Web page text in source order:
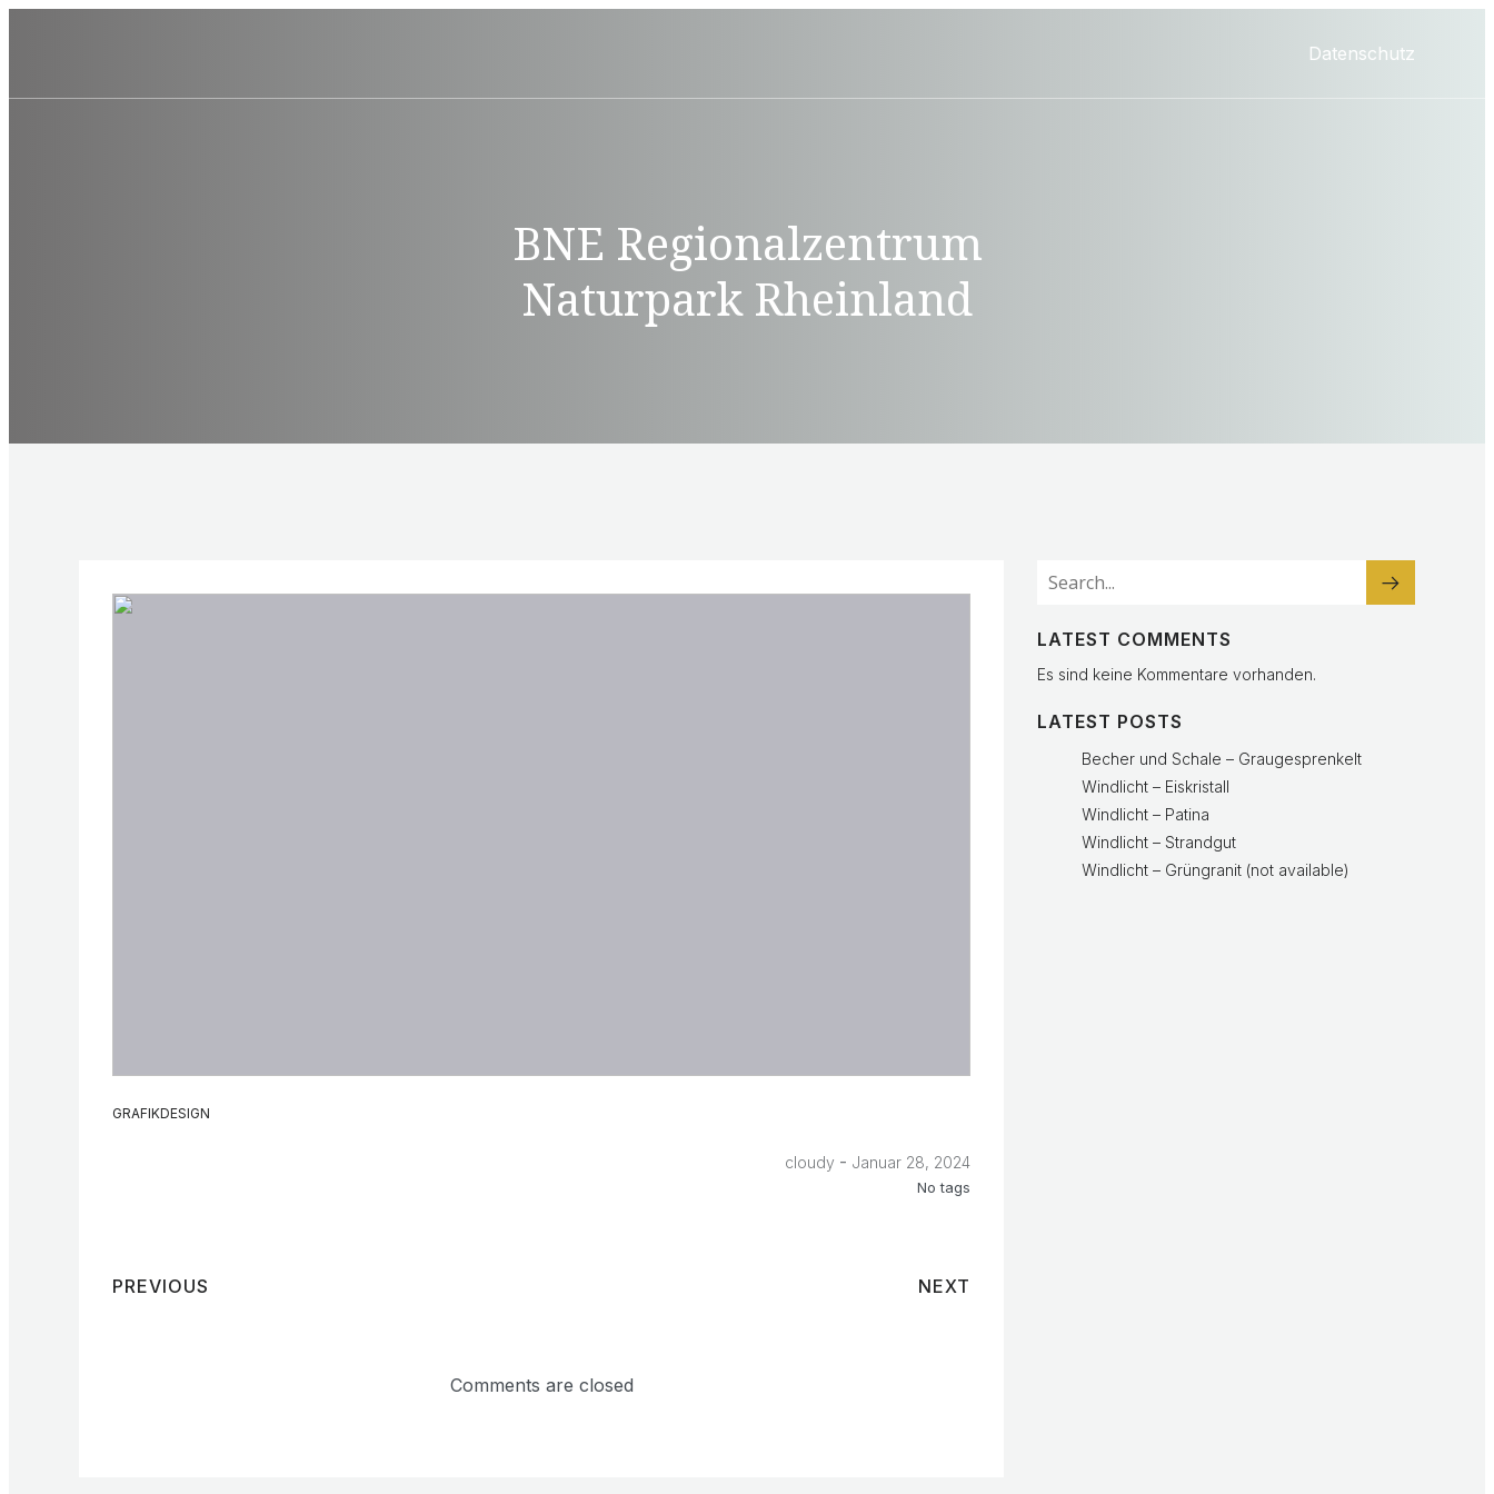
Datenschutz
BNE Regionalzentrum
Naturpark Rheinland
GRAFIKDESIGN
cloudy - Januar 28, 2024
No tags
PREVIOUS NEXT
Comments are closed
LATEST COMMENTS
Es sind keine Kommentare vorhanden.
LATEST POSTS
Becher und Schale – Graugesprenkelt
Windlicht – Eiskristall
Windlicht – Patina
Windlicht – Strandgut
Windlicht – Grüngranit (not available)